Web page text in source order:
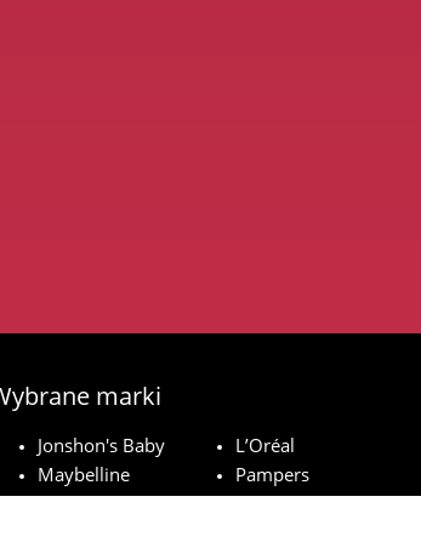
marki
Jonshon's Baby
L’Oréal
Maybelline
Pampers
Royal Canin